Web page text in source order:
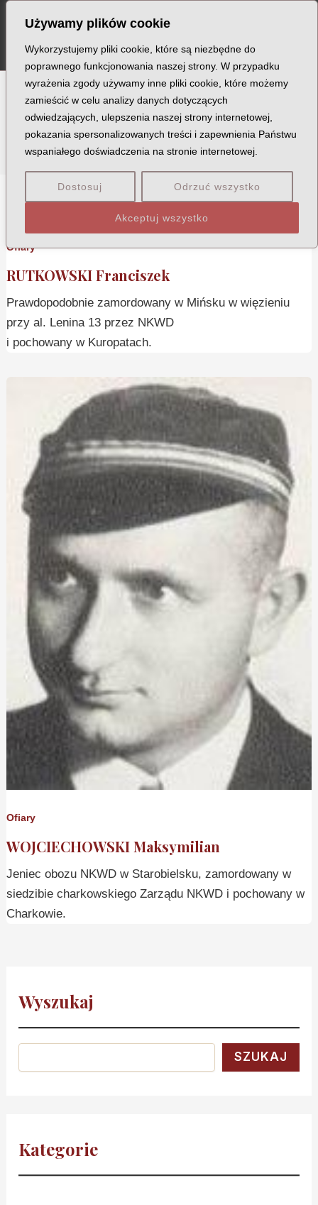
Używamy plików cookie
Wykorzystujemy pliki cookie, które są niezbędne do
poprawnego funkcjonowania naszej strony. W przypadku
wyrażenia zgody używamy inne pliki cookie, które możemy
zamieścić w celu analizy danych dotyczących
odwiedzających, ulepszenia naszej strony internetowej,
pokazania spersonalizowanych treści i zapewnienia Państwu
wspaniałego doświadczenia na stronie internetowej.
Dostosuj Odrzuć wszystko
Akceptuj wszystko
content
Stopień podporucznik
Ofiary
RUTKOWSKI Franciszek
Prawdopodobnie zamordowany w Mińsku w więzieniu
przy al. Lenina 13 przez NKWD
i pochowany w Kuropatach.
Ofiary
WOJCIECHOWSKI Maksymilian
Jeniec obozu NKWD w Starobielsku, zamordowany w
siedzibie charkowskiego Zarządu NKWD i pochowany w
Charkowie.
Wyszukaj
SZUKAJ
Kategorie